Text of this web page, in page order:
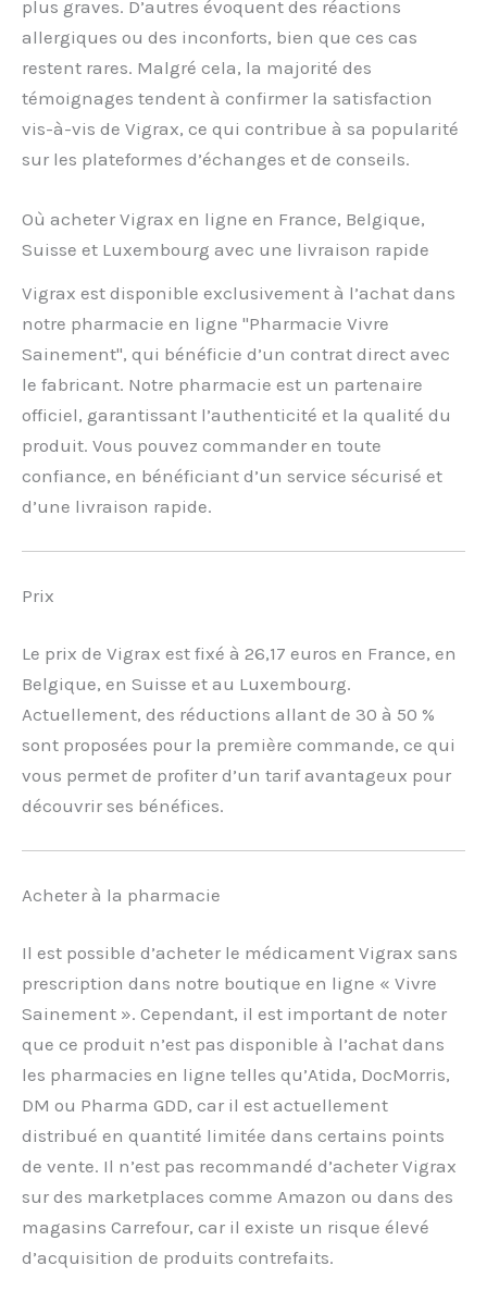
plus graves. D’autres évoquent des réactions
allergiques ou des inconforts, bien que ces cas
restent rares. Malgré cela, la majorité des
témoignages tendent à confirmer la satisfaction
vis-à-vis de Vigrax, ce qui contribue à sa popularité
sur les plateformes d’échanges et de conseils.
Où acheter Vigrax en ligne en France, Belgique,
Suisse et Luxembourg avec une livraison rapide
Vigrax est disponible exclusivement à l’achat dans
notre pharmacie en ligne "Pharmacie Vivre
Sainement", qui bénéficie d’un contrat direct avec
le fabricant. Notre pharmacie est un partenaire
officiel, garantissant l’authenticité et la qualité du
produit. Vous pouvez commander en toute
confiance, en bénéficiant d’un service sécurisé et
d’une livraison rapide.
Prix
Le prix de Vigrax est fixé à 26,17 euros en France, en
Belgique, en Suisse et au Luxembourg.
Actuellement, des réductions allant de 30 à 50 %
sont proposées pour la première commande, ce qui
vous permet de profiter d’un tarif avantageux pour
découvrir ses bénéfices.
Acheter à la pharmacie
Il est possible d’acheter le médicament Vigrax sans
prescription dans notre boutique en ligne « Vivre
Sainement ». Cependant, il est important de noter
que ce produit n’est pas disponible à l’achat dans
les pharmacies en ligne telles qu’Atida, DocMorris,
DM ou Pharma GDD, car il est actuellement
distribué en quantité limitée dans certains points
de vente. Il n’est pas recommandé d’acheter Vigrax
sur des marketplaces comme Amazon ou dans des
magasins Carrefour, car il existe un risque élevé
d’acquisition de produits contrefaits.